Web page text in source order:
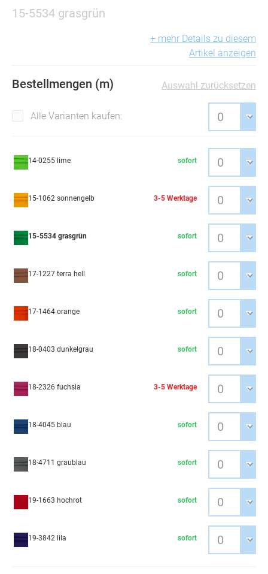
15-5534 grasgrün
+ mehr Details zu diesem
Artikel anzeigen
Bestellmengen (m) Auswahl zurücksetzen
Alle Varianten kaufen:
14-0255 lime sofort
15-1062 sonnengelb 3-5 Werktage
15-5534 grasgrün sofort
17-1227 terra hell sofort
17-1464 orange sofort
18-0403 dunkelgrau sofort
18-2326 fuchsia 3-5 Werktage
18-4045 blau sofort
18-4711 graublau sofort
19-1663 hochrot sofort
19-3842 lila sofort